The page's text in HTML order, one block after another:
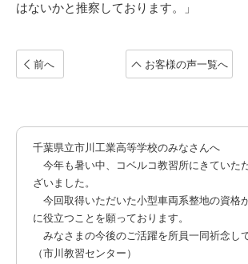
はないかと推察しております。」
前へ お客様の声一覧へ
千葉県立市川工業高等学校のみなさんへ
今年も暑い中、コベルコ教習所にきていた
ざいました。
今回取得いただいた小型車両系整地の資格
に役立つことを願っております。
みなさまの今後のご活躍を所員一同祈念し
（市川教習センター）